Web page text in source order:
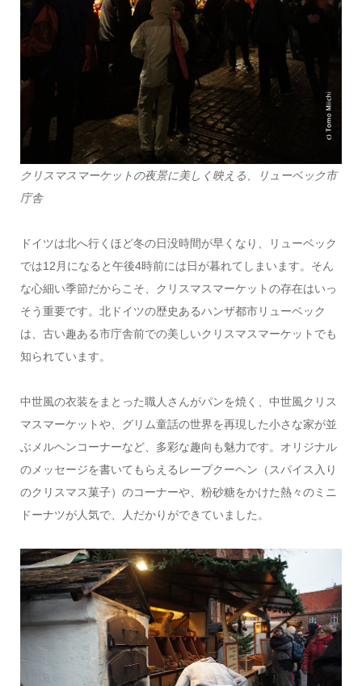
クリスマスマーケットの夜景に美しく映える、リューベック市
庁舎
ドイツは北へ行くほど冬の日没時間が早くなり、リューベック
では12月になると午後4時前には日が暮れてしまいます。そん
な心細い季節だからこそ、クリスマスマーケットの存在はいっ
そう重要です。北ドイツの歴史あるハンザ都市リューベック
は、古い趣ある市庁舎前での美しいクリスマスマーケットでも
知られています。
中世風の衣装をまとった職人さんがパンを焼く、中世風クリス
マスマーケットや、グリム童話の世界を再現した小さな家が並
ぶメルヘンコーナーなど、多彩な趣向も魅力です。オリジナル
のメッセージを書いてもらえるレープクーヘン（スパイス入り
のクリスマス菓子）のコーナーや、粉砂糖をかけた熱々のミニ
ドーナツが人気で、人だかりができていました。